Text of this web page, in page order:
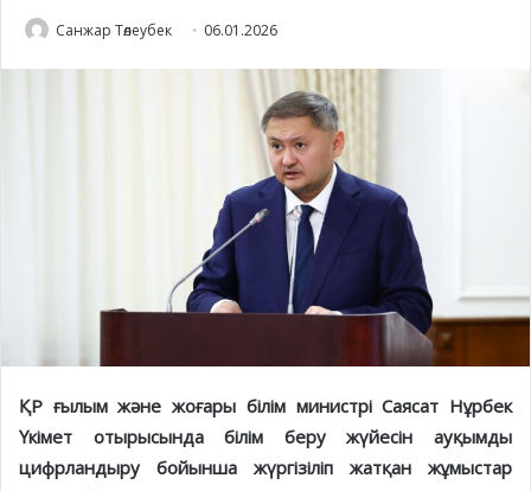
Санжар Төлеубек 06.01.2026
ҚР ғылым және жоғары білім министрі Саясат Нұрбек
Үкімет отырысында білім беру жүйесін ауқымды
цифрландыру бойынша жүргізіліп жатқан жұмыстар